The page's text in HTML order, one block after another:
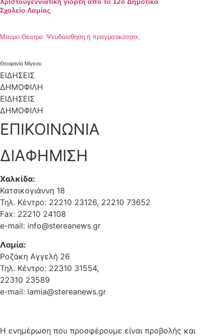
Χριστουγεννιάτικη γιορτή από το 12ο Δημοτικό
Σχολείο Λαμίας
Μαύρο Θέατρο: Ψευδαίσθηση ή πραγματικότητα;
Θεοφανία Μίγκου
ΕΙΔΗΣΕΙΣ
ΔΗΜΟΦΙΛΗ
ΕΙΔΗΣΕΙΣ
ΔΗΜΟΦΙΛΗ
ΕΠΙΚΟΙΝΩΝΙΑ
ΔΙΑΦΗΜΙΣΗ
Χαλκίδα:
Κατσικογιάννη 18
Τηλ. Κέντρο: 22210 23126, 22210 73652
Fax: 22210 24108
e-mail: info@stereanews.gr
Λαμία:
Ροζάκη Αγγελή 26
Τηλ. Κέντρο: 22310 31554,
22310 23589
e-mail: lamia@stereanews.gr
Η ενημέρωση που προσφέρουμε είναι προβολής και